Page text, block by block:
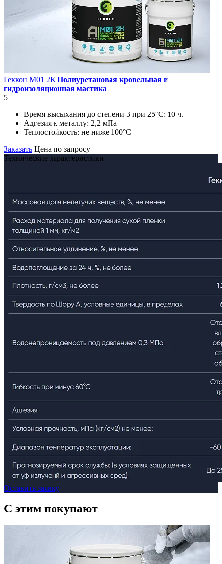
Геккон М01 2К Полиуретановая кровельная и
гидроизоляционная мастика
5
Время высыхания до степени 3 при 25°С: 10 ч.
Адгезия к металлу: 2,2 мПа
Теплостойкость: не ниже 100°С
Заказать Цена по запросу
Технические характеристики
Оставить заявку
C этим покупают